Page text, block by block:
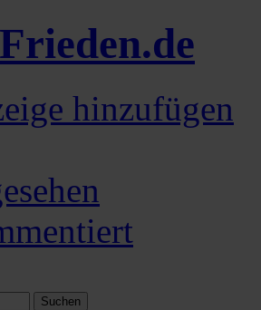
Frieden.de
hinzufügen